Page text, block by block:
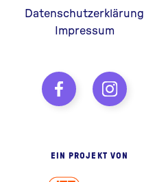
Datenschutzerklärung
Impressum
EIN PROJEKT VON